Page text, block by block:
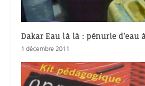
Dakar Eau là là : pénurie d’eau
1 décembre 2011